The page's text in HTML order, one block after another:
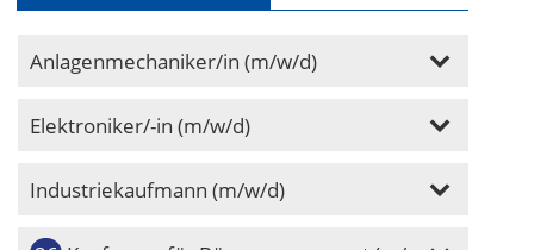
Anlagenmechaniker/in (m/w/d)
Elektroniker/-in (m/w/d)
Industriekaufmann (m/w/d)